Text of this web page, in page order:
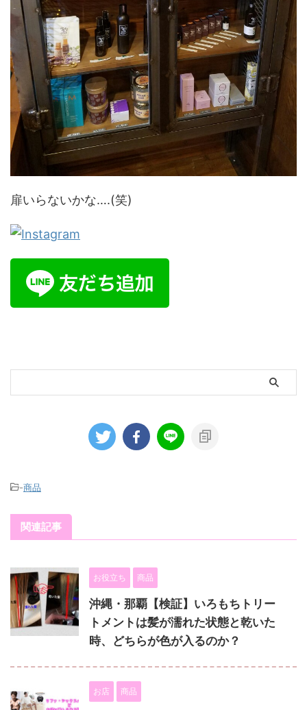
扉いらないかな….(笑)
-商品
関連記事
お役立ち 商品
沖縄・那覇【検証】いろもちトリー
トメントは髪が濡れた状態と乾いた
時、どちらが色が入るのか？
お店 商品